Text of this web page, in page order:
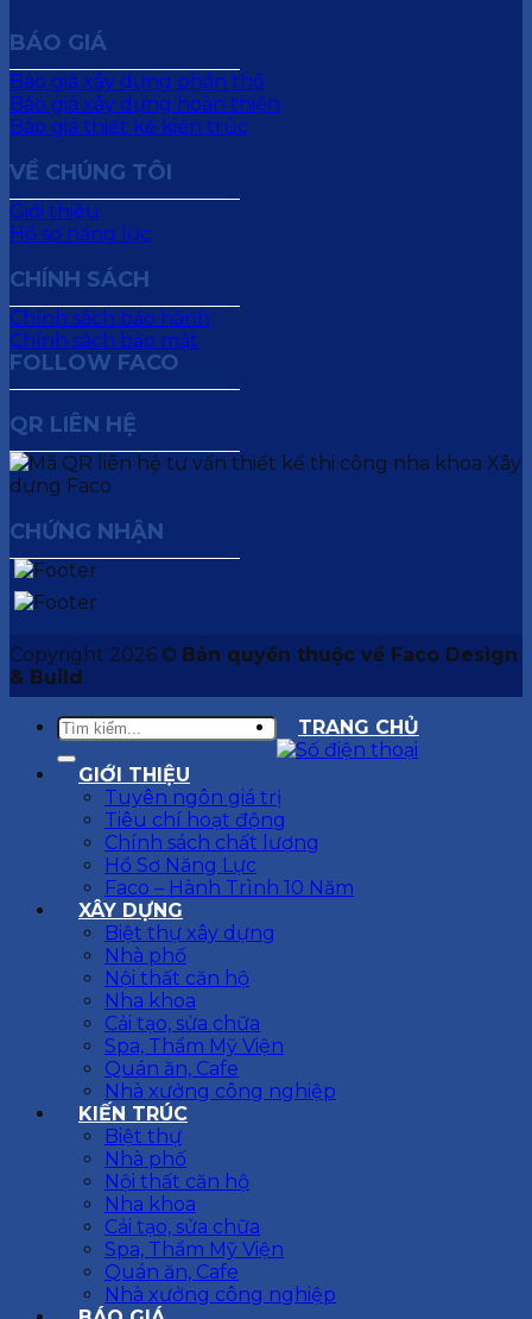
BÁO GIÁ
Báo giá xây dựng phần thô
Báo giá xây dựng hoàn thiện
Báo giá thiết kế kiến trúc
VỀ CHÚNG TÔI
Giới thiệu
Hồ sơ năng lực
CHÍNH SÁCH
Chính sách bảo hành
Chính sách bảo mật
FOLLOW FACO
QR LIÊN HỆ
CHỨNG NHẬN
Copyright 2026 © Bản quyền thuộc về Faco Design
& Build
TRANG CHỦ
GIỚI THIỆU
Tuyên ngôn giá trị
Tiêu chí hoạt động
Chính sách chất lượng
Hồ Sơ Năng Lực
Faco – Hành Trình 10 Năm
XÂY DỰNG
Biệt thự xây dựng
Nhà phố
Nội thất căn hộ
Nha khoa
Cải tạo, sửa chữa
Spa, Thẩm Mỹ Viện
Quán ăn, Cafe
Nhà xưởng công nghiệp
KIẾN TRÚC
Biệt thự
Nhà phố
Nội thất căn hộ
Nha khoa
Cải tạo, sửa chữa
Spa, Thẩm Mỹ Viện
Quán ăn, Cafe
Nhà xưởng công nghiệp